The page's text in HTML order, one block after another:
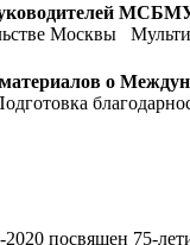
Москвы
о
посвящен 75-